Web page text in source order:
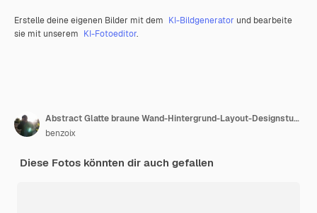
Erstelle deine eigenen Bilder mit dem KI-Bildgenerator und bearbeite
sie mit unserem KI-Fotoeditor.
Abstract Glatte braune Wand-Hintergrund-Layout-Designstudiorum-Web-VorlageGeschäftsbericht mit glatter Kreisgradientenfarbe
benzoix
Diese Fotos könnten dir auch gefallen